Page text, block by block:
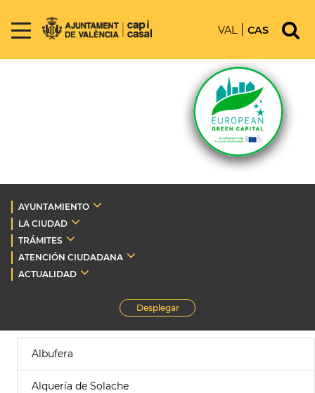
VAL CAS
AYUNTAMIENTO
LA CIUDAD
TRÁMITES
ATENCIÓN CIUDADANA
ACTUALIDAD
Desplegar
Albufera
Alquería de Solache